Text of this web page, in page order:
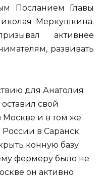
Посланием Главы
Меркушкина.
активнее
развивать
для Анатолия
свой
Москве и в том же
в Саранск.
конную базу
фермеру было не
он активно